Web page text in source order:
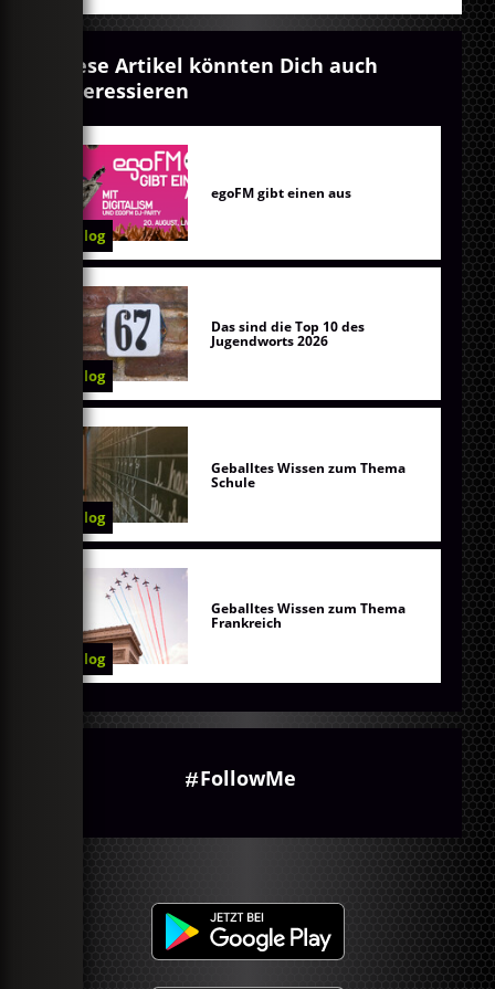
Diese Artikel könnten Dich auch
interessieren
Blog
egoFM gibt einen aus
Blog
Das sind die Top 10 des
Jugendworts 2026
Blog
Geballtes Wissen zum Thema
Schule
Blog
Geballtes Wissen zum Thema
Frankreich
FollowMe